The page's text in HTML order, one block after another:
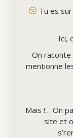
Tu es sur
Ici,
On raconte
mentionne
Mais !… On
site et